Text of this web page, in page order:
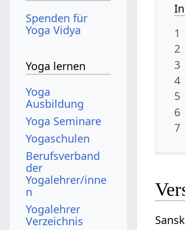
1
2
3
4
5
6
7
Spenden für
Yoga Vidya
Yoga lernen
Yoga
Ausbildung
Yoga Seminare
Yogaschulen
Berufsverband
der
Yogalehrer/inne
n
Yogalehrer
Verzeichnis